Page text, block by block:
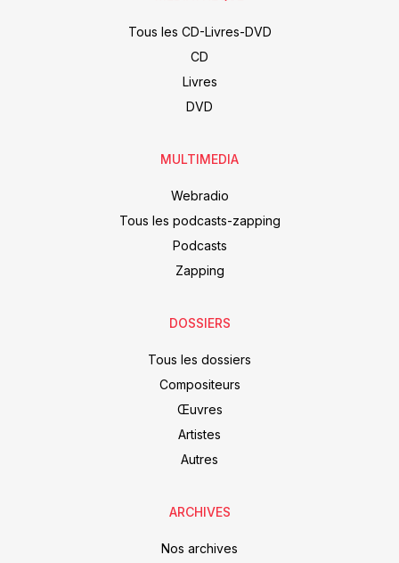
Tous les CD-Livres-DVD
CD
Livres
DVD
MULTIMEDIA
Webradio
Tous les podcasts-zapping
Podcasts
Zapping
DOSSIERS
Tous les dossiers
Compositeurs
Œuvres
Artistes
Autres
ARCHIVES
Nos archives